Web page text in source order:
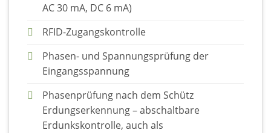
AC 30 mA, DC 6 mA)
RFID-Zugangskontrolle
Phasen- und Spannungsprüfung der
Eingangsspannung
Phasenprüfung nach dem Schütz
Erdungserkennung – abschaltbare
Erdunkskontrolle, auch als